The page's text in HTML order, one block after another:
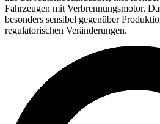
Fahrzeugen mit Verbrennungsmotor.
besonders sensibel gegenüber
regulatorischen Veränderungen.